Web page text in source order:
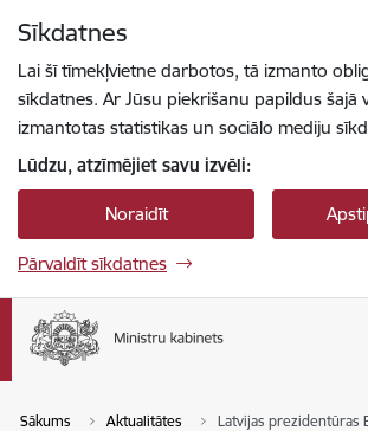
Sīkdatnes
Lai šī tīmekļvietne darbotos, tā izmanto
sīkdatnes. Ar Jūsu piekrišanu papildus šajā
izmantotas statistikas un sociālo mediju
Lūdzu, atzīmējiet savu izvēli:
Noraidīt
Pārvaldīt sīkdatnes
Sākums Aktualitātes Latvijas prezidentūras